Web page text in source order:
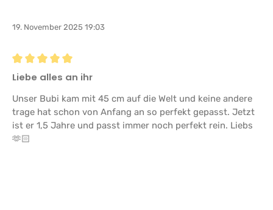
19. November 2025 19:03
Bewertung mit 5 von 5 Sternen
Liebe alles an ihr
Unser Bubi kam mit 45 cm auf die Welt und keine andere
trage hat schon von Anfang an so perfekt gepasst. Jetzt
ist er 1,5 Jahre und passt immer noch perfekt rein. Liebs
🫶🏻